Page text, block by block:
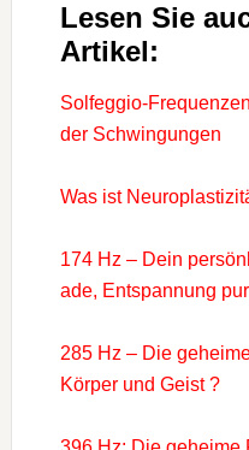
Lesen Sie
Artikel:
Solfeggio-
der Schwingungen
Was ist
174 Hz – Dein
ade, Entspannung
285 Hz – Die
Körper und Geist ?